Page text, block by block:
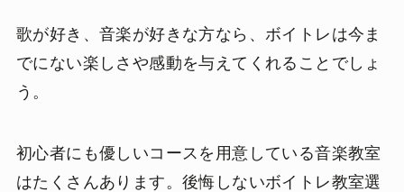
歌が好き、音楽が好きな方なら、ボイトレは今ま
でにない楽しさや感動を与えてくれることでしょ
う。
初心者にも優しいコースを用意している音楽教室
はたくさんあります。後悔しないボイトレ教室選